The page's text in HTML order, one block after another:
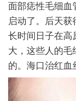
面部痣性毛细血
启动了。后天
长时间日子在高
大，这些人的毛
的。海口治红血